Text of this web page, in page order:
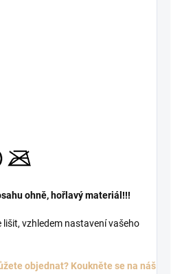
ohně, hořlavý materiál!!!
vzhledem nastavení vašeho
objednat? Koukněte se na náš